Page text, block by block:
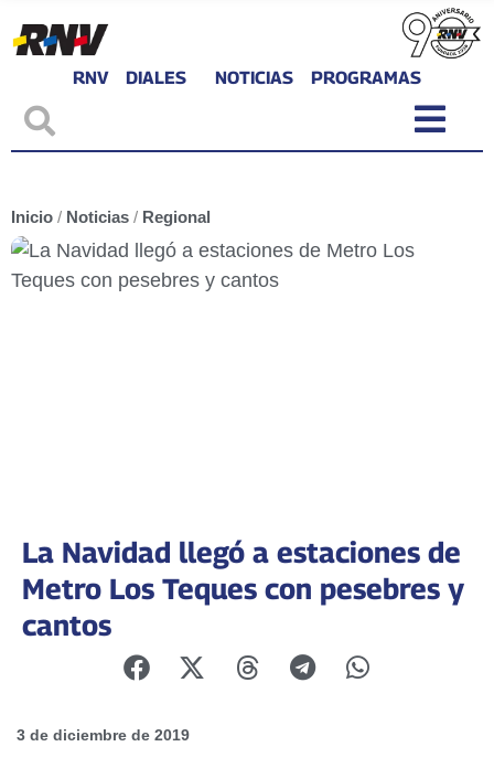
RNV DIALES NOTICIAS PROGRAMAS
Inicio / Noticias / Regional
La Navidad llegó a estaciones de
Metro Los Teques con pesebres y
cantos
3 de diciembre de 2019